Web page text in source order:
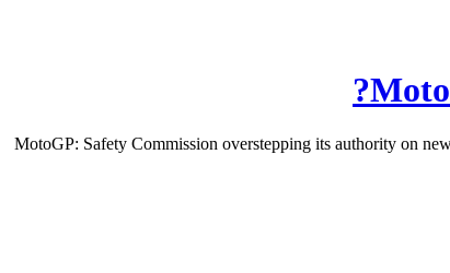
MotoGP: Safety Commission overstepping its authority on